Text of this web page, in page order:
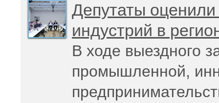
Депутаты
индустрий в
В ходе выездного
промышленной,